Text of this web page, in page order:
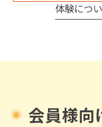
体験につ
会員様向